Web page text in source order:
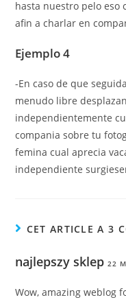
hasta nuestro pelo eso
afin a charlar en
Ejemplo 4
-En caso de que
menudo libre
independientemente
compania sobre tu
femina cual aprecia
independiente
CET ARTICLE A 3
najlepszy sklep 22
Wow, amazing weblog